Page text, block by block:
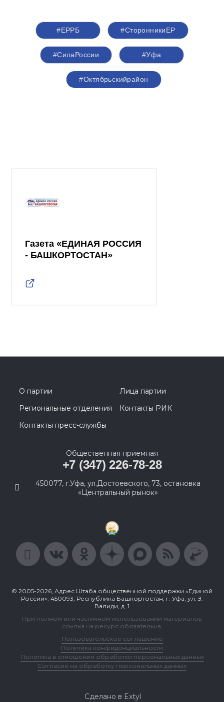
#ЕРРБ #СторонникиЕР
#СилаРоссии #Уфа
#Октябрьскийрайон
Газета «ЕДИНАЯ РОССИЯ
- БАШКОРТОСТАН»
О партии
Лица партии
Региональные отделения
Контакты РИК
Контакты пресс-службы
Общественная приемная
+7 (347) 226-78-28
450077, г.Уфа, ул.Достоевского, 73, остановка
«Центральный рынок»
© 2005-2026, Адрес Штаба общественной поддержки «Единой
России»: 450093, Республика Башкортостан, г. Уфа, ул. З.
Валиди, д. 1
При полном или частичном использовании материалов
ссылка на ресурс обязательна.
Пользовательское соглашение
Политика конфиденциальности
Политика в отношении обработки персональных данных
Согласие на обработку персональных данных
Сделано в Extyl